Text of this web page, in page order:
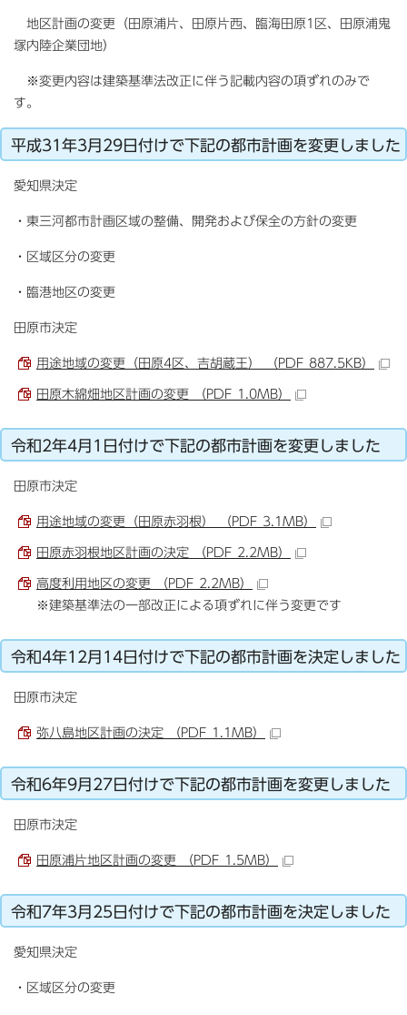
地区計画の変更（田原浦片、田原片西、臨海田原1区、田原浦鬼
塚内陸企業団地）
※変更内容は建築基準法改正に伴う記載内容の項ずれのみで
す。
平成31年3月29日付けで下記の都市計画を変更しました
愛知県決定
・東三河都市計画区域の整備、開発および保全の方針の変更
・区域区分の変更
・臨港地区の変更
田原市決定
用途地域の変更（田原4区、吉胡蔵王） （PDF 887.5KB）
田原木綿畑地区計画の変更 （PDF 1.0MB）
令和2年4月1日付けで下記の都市計画を変更しました
田原市決定
用途地域の変更（田原赤羽根） （PDF 3.1MB）
田原赤羽根地区計画の決定 （PDF 2.2MB）
高度利用地区の変更 （PDF 2.2MB）
※建築基準法の一部改正による項ずれに伴う変更です
令和4年12月14日付けで下記の都市計画を決定しました
田原市決定
弥八島地区計画の決定 （PDF 1.1MB）
令和6年9月27日付けで下記の都市計画を変更しました
田原市決定
田原浦片地区計画の変更 （PDF 1.5MB）
令和7年3月25日付けで下記の都市計画を決定しました
愛知県決定
・区域区分の変更